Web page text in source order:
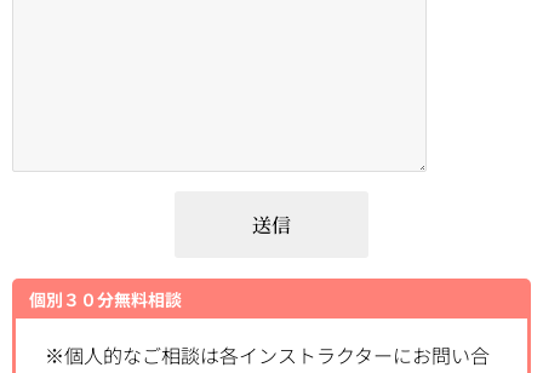
個別３０分無料相談
※個人的なご相談は各インストラクターにお問い合